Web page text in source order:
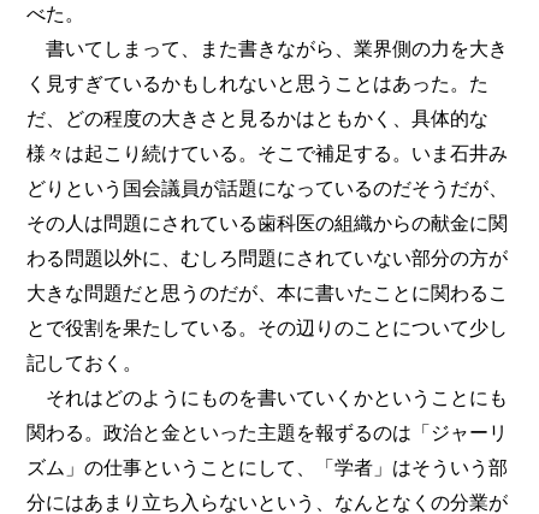
べた。
書いてしまって、また書きながら、業界側の力を大き
く見すぎているかもしれないと思うことはあった。た
だ、どの程度の大きさと見るかはともかく、具体的な
様々は起こり続けている。そこで補足する。いま石井み
どりという国会議員が話題になっているのだそうだが、
その人は問題にされている歯科医の組織からの献金に関
わる問題以外に、むしろ問題にされていない部分の方が
大きな問題だと思うのだが、本に書いたことに関わるこ
とで役割を果たしている。その辺りのことについて少し
記しておく。
それはどのようにものを書いていくかということにも
関わる。政治と金といった主題を報ずるのは「ジャーリ
ズム」の仕事ということにして、「学者」はそういう部
分にはあまり立ち入らないという、なんとなくの分業が